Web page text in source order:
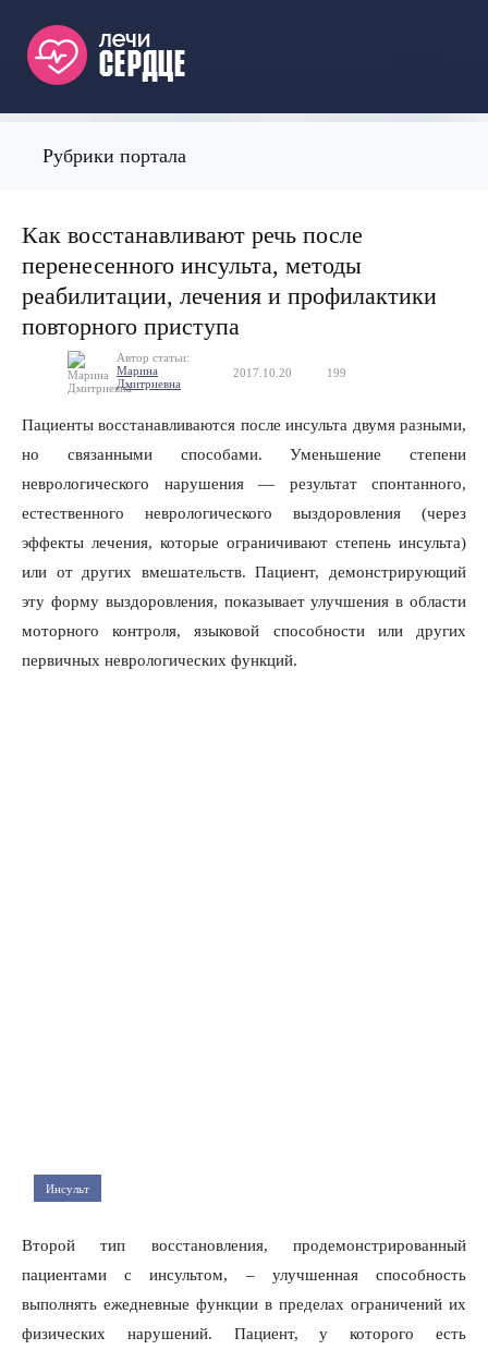
Рубрики портала
Как восстанавливают речь после
перенесенного инсульта, методы
реабилитации, лечения и профилактики
повторного приступа
Автор статьи:
Марина
Дмитриевна
2017.10.20 199
Пациенты восстанавливаются после инсульта двумя разными,
но связанными способами. Уменьшение степени
неврологического нарушения — результат спонтанного,
естественного неврологического выздоровления (через
эффекты лечения, которые ограничивают степень инсульта)
или от других вмешательств. Пациент, демонстрирующий
эту форму выздоровления, показывает улучшения в области
моторного контроля, языковой способности или других
первичных неврологических функций.
Инсульт
Второй тип восстановления, продемонстрированный
пациентами с инсультом, – улучшенная способность
выполнять ежедневные функции в пределах ограничений их
физических нарушений. Пациент, у которого есть